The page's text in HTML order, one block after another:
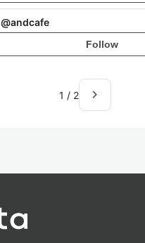
@andcafe
Follow
1 / 2 navigate_next